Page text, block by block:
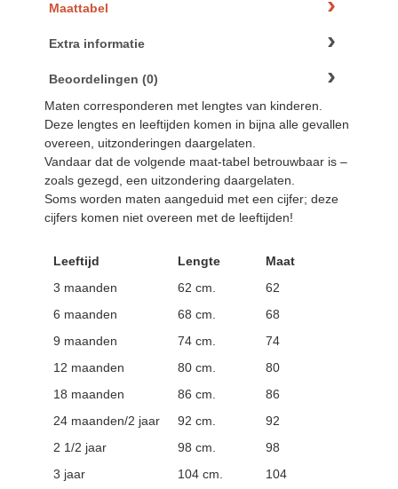
Maattabel
Extra informatie
Beoordelingen (0)
Maten corresponderen met lengtes van kinderen.
Deze lengtes en leeftijden komen in bijna alle gevallen
overeen, uitzonderingen daargelaten.
Vandaar dat de volgende maat-tabel betrouwbaar is –
zoals gezegd, een uitzondering daargelaten.
Soms worden maten aangeduid met een cijfer; deze
cijfers komen niet overeen met de leeftijden!
Leeftijd Lengte
Maat
3 maanden
62 cm.
62
6 maanden
68 cm.
68
9 maanden
74 cm.
74
12 maanden
80 cm.
80
18 maanden
86 cm.
86
24 maanden/2 jaar
92 cm.
92
2 1/2 jaar
98 cm.
98
3 jaar
104 cm. 104